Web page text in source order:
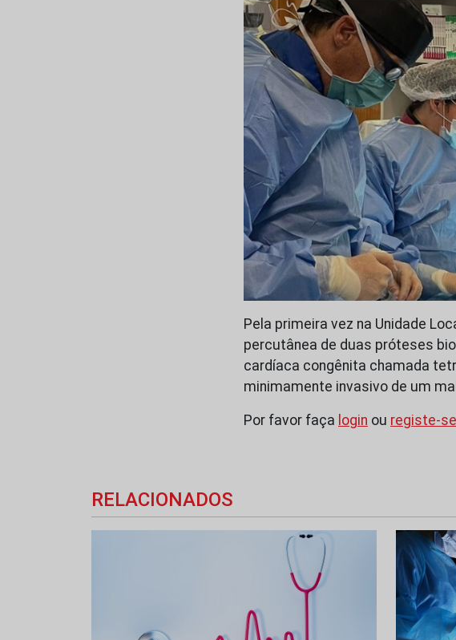
Pela primeira vez na Unidade
percutânea de duas próteses
cardíaca congênita chamada
minimamente invasivo de um
Por favor faça login ou registe-se
RELACIONADOS